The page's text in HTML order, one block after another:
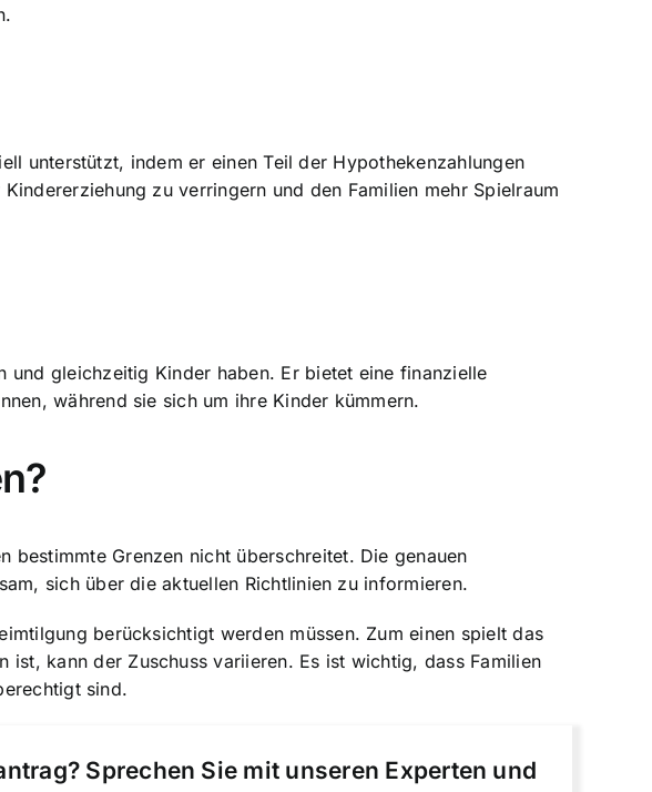
unterstützt, indem er einen Teil der Hypothekenzahlungen
zu verringern und den Familien mehr Spielraum
und gleichzeitig Kinder haben. Er bietet eine finanzielle
während sie sich um ihre Kinder kümmern.
bestimmte Grenzen nicht überschreitet. Die genauen
sich über die aktuellen Richtlinien zu informieren.
berücksichtigt werden müssen. Zum einen spielt das
ist, kann der Zuschuss variieren. Es ist wichtig, dass Familien
sind.
Sprechen Sie mit unseren Experten und